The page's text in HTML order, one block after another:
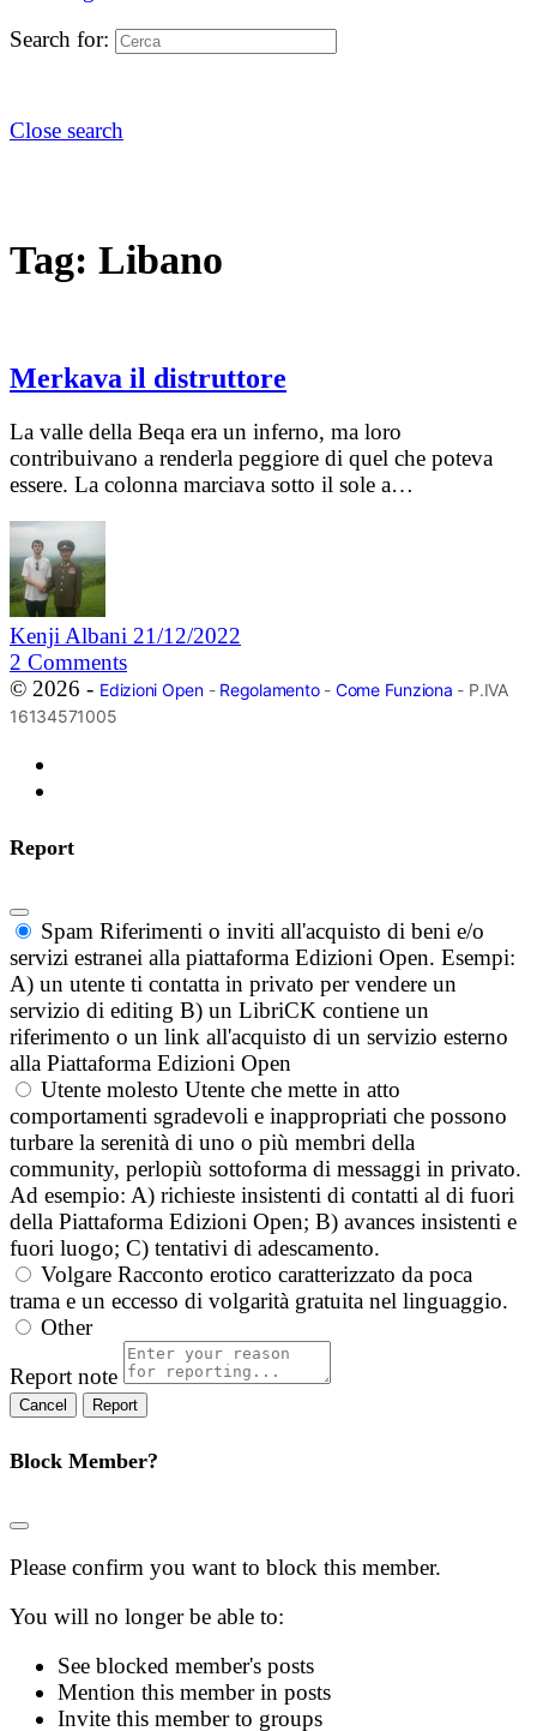
Search for:
Close search
Tag: Libano
Merkava il distruttore
La valle della Beqa era un inferno, ma loro
contribuivano a renderla peggiore di quel che poteva
essere. La colonna marciava sotto il sole a…
Kenji Albani 21/12/2022
2 Comments
© 2026 - Edizioni Open- Regolamento- Come Funziona - P.IVA
16134571005
Report
Spam Riferimenti o inviti all'acquisto di beni e/o
servizi estranei alla piattaforma Edizioni Open. Esempi:
A) un utente ti contatta in privato per vendere un
servizio di editing B) un LibriCK contiene un
riferimento o un link all'acquisto di un servizio esterno
alla Piattaforma Edizioni Open
Utente molesto Utente che mette in atto
comportamenti sgradevoli e inappropriati che possono
turbare la serenità di uno o più membri della
community, perlopiù sottoforma di messaggi in privato.
Ad esempio: A) richieste insistenti di contatti al di fuori
della Piattaforma Edizioni Open; B) avances insistenti e
fuori luogo; C) tentativi di adescamento.
Volgare Racconto erotico caratterizzato da poca
trama e un eccesso di volgarità gratuita nel linguaggio.
Other
Report note
Report
Block Member?
Please confirm you want to block this member.
You will no longer be able to:
See blocked member's posts
Mention this member in posts
Invite this member to groups